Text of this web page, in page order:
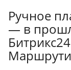
Ручное
— в